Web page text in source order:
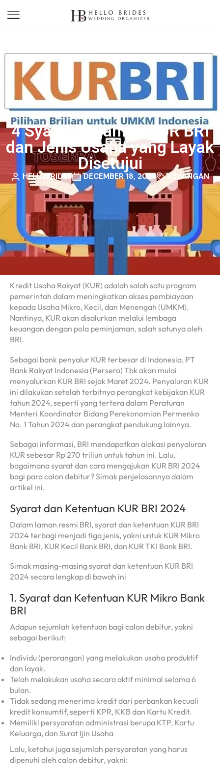
4 Syarat Pinjaman KUR BRI
dan Jenis Usaha yang Layak
Disetujui
HELLOBRIDES DECEMBER 18, 2023 KEUANGAN
Kredit Usaha Rakyat (KUR) adalah salah satu program
pemerintah dalam meningkatkan akses pembiayaan
kepada Usaha Mikro, Kecil, dan Menengah (UMKM).
Nantinya, KUR akan disalurkan melalui lembaga
keuangan dengan pola peminjaman, salah satunya oleh
BRI.
Sebagai bank penyalur KUR terbesar di Indonesia, PT
Bank Rakyat Indonesia (Persero) Tbk akan mulai
menyalurkan KUR BRI sejak Maret 2024. Penyaluran KUR
ini dilakukan setelah terbitnya perangkat kebijakan KUR
tahun 2024, seperti yang tertera dalam Peraturan
Menteri Koordinator Bidang Perekonomian Permenko
No. 1 Tahun 2024 dan perangkat pendukung lainnya.
Sebagai informasi, BRI mendapatkan alokasi penyaluran
KUR sebesar Rp 270 triliun untuk tahun ini. Lalu,
bagaimana syarat dan cara mengajukan KUR BRI 2024
bagi para calon debitur? Simak penjelasannya dalam
artikel ini.
Syarat dan Ketentuan KUR BRI 2024
Dalam laman resmi BRI, syarat dan ketentuan KUR BRI
2024 terbagi menjadi tiga jenis, yakni untuk KUR Mikro
Bank BRI, KUR Kecil Bank BRI, dan KUR TKI Bank BRI.
Simak masing-masing syarat dan ketentuan KUR BRI
2024 secara lengkap di bawah ini
1. Syarat dan Ketentuan KUR Mikro Bank
BRI
Adapun sejumlah ketentuan bagi calon debitur, yakni
sebagai berikut:
Individu (perorangan) yang melakukan usaha produktif
dan layak.
Telah melakukan usaha secara aktif minimal selama 6
bulan.
Tidak sedang menerima kredit dari perbankan kecuali
kredit konsumtif, seperti KPR, KKB dan Kartu Kredit.
Memiliki persyaratan administrasi berupa KTP, Kartu
Keluarga, dan Surat Ijin Usaha
Lalu, ketahui juga sejumlah persyaratan yang harus
dipenuhi oleh calon debitur, yakni: